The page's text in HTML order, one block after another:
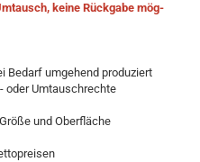
keine Rück­ga­be mög­
Be­darf um­ge­hend pro­du­ziert
oder Um­tausch­rech­te
und Ober­flä­che
Net­to­prei­sen